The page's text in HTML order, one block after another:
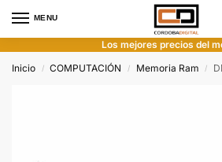
MENU
Los mejores precios del
Inicio
/ COMPUTACIÓN / Memoria Ram /